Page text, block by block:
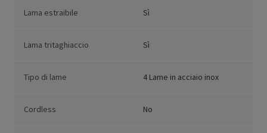
Lama estraibile Sì
Lama tritaghiaccio Sì
Tipo di lame 4 Lame in acciaio inox
Cordless No